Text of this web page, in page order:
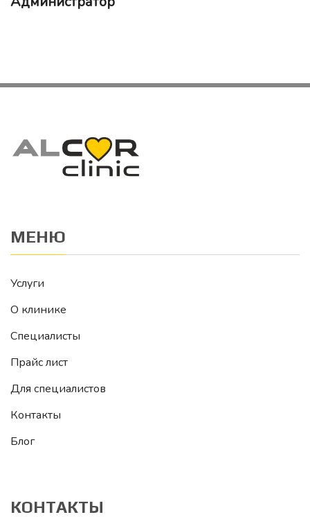
МЕНЮ
Услуги
О клинике
Специалисты
Прайс лист
Для специалистов
Контакты
Блог
КОНТАКТЫ